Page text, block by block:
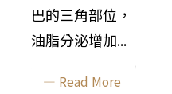
巴的三角部位，
油脂分泌增加...
— Read More